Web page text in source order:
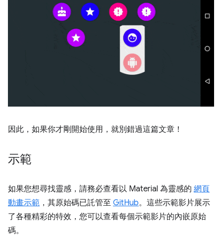
因此，如果你才剛開始使用，就別錯過這篇文章！
示範
如果您想尋找靈感，請務必查看以 Material 為靈感的 網頁
動畫示範 ，其原始碼已託管至 GitHub。這些示範影片展示
了各種精彩的特效，您可以查看每個示範影片的內嵌原始
碼。